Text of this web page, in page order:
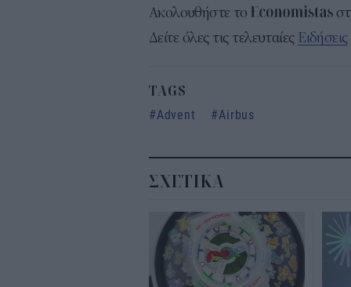
Ακολουθήστε το
Δείτε όλες τις τελευταίες Ειδήσεις
TAGS
Advent
Airbus
ΣΧΕΤΙΚΑ